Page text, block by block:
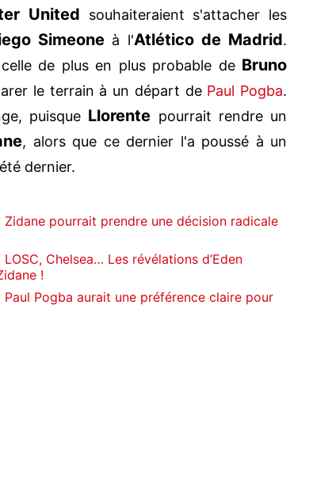
United souhaiteraient s'attacher les
Simeone à l'Atlético de Madrid.
de plus en plus probable de Bruno
le terrain à un départ de Paul Pogba.
puisque Llorente pourrait rendre un
, alors que ce dernier l'a poussé à un
dernier.
pourrait prendre une décision radicale
Chelsea… Les révélations d’Eden
!
Pogba aurait une préférence claire pour